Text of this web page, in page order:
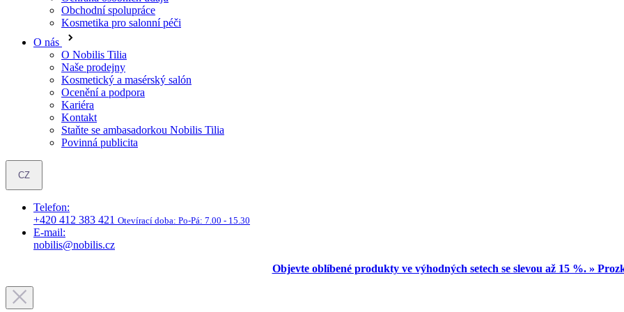
Obchodní spolupráce
Kosmetika pro salonní péči
O nás
O Nobilis Tilia
Naše prodejny
Kosmetický a masérský salón
Ocenění a podpora
Kariéra
Kontakt
Staňte se ambasadorkou Nobilis Tilia
Povinná publicita
CZ
Telefon:
+420 412 383 421 Otevírací doba: Po-Pá: 7.00 - 15.30
E-mail:
nobilis@nobilis.cz
Objevte oblíbené produkty ve výhodných setech se slevou až 15 %. »